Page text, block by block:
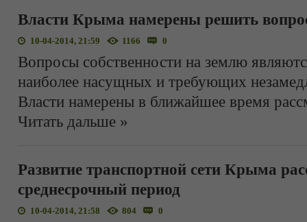
Власти Крыма намерены решить
10-04-2014, 21:59 1166 0
Вопросы собственности на землю
наиболее насущных и требующих
Власти намерены в ближайшее время
Читать дальше »
Развитие транспортной сети Крыма
среднесрочный период
10-04-2014, 21:58 804 0